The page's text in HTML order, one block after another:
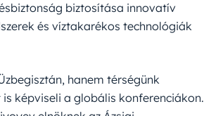
biztosítása innovatív
és víztakarékos technológiák
hanem térségünk
képviseli a globális konferenciákon.